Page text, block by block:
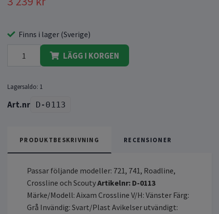
Finns i lager (Sverige)
LÄGG I KORGEN
Lagersaldo: 1
D-0113
PRODUKTBESKRIVNING RECENSIONER
Passar följande modeller: 721, 741, Roadline,
Crossline och ScoutyArtikelnr: D-0113
Märke/Modell: Aixam Crossline V/H: Vänster Färg:
Grå Invändig: Svart/Plast Avikelser utvändigt: